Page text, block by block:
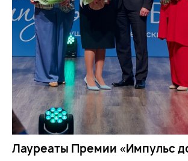
Лауреаты Премии «Импульс